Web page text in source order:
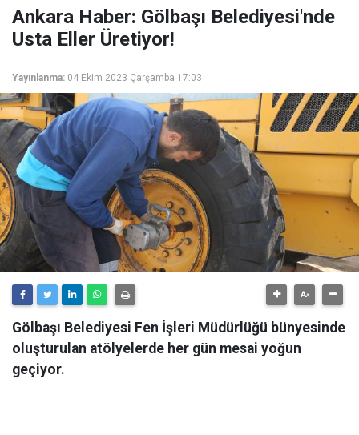
Ankara Haber: Gölbaşı Belediyesi'nde
Usta Eller Üretiyor!
Yayınlanma: 04 Ekim 2023 Çarşamba 17:03
Gölbaşı Belediyesi Fen İşleri Müdürlüğü bünyesinde
oluşturulan atölyelerde her gün mesai yoğun
geçiyor.